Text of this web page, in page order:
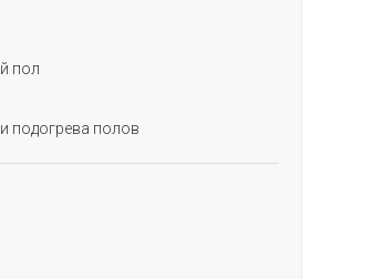
пол
подогрева полов